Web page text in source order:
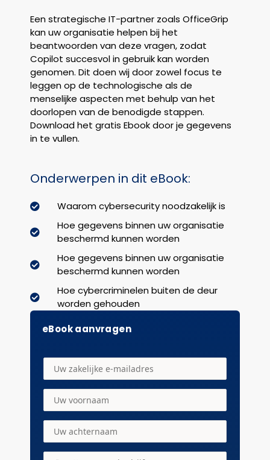
Een strategische IT-partner zoals OfficeGrip
kan uw organisatie helpen bij het
beantwoorden van deze vragen, zodat
Copilot succesvol in gebruik kan worden
genomen. Dit doen wij door zowel focus te
leggen op de technologische als de
menselijke aspecten met behulp van het
doorlopen van de benodigde stappen.
Download het gratis Ebook door je gegevens
in te vullen.
Onderwerpen in dit eBook:
Waarom cybersecurity noodzakelijk is
Hoe gegevens binnen uw organisatie
beschermd kunnen worden
Hoe gegevens binnen uw organisatie
beschermd kunnen worden
Hoe cybercriminelen buiten de deur
worden gehouden
eBook aanvragen